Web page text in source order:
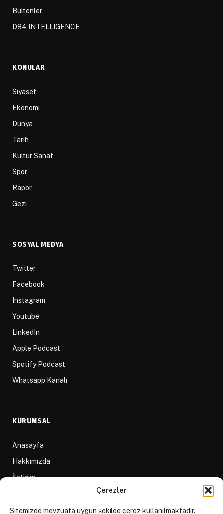
Çerezler
Sitemizde mevzuata uygun şekilde çerez kullanılmaktadır.
Bültenler
D84 INTELLIGENCE
KONULAR
Siyaset
Ekonomi
Dünya
Tarih
Kültür Sanat
Spor
Rapor
Gezi
SOSYAL MEDYA
Twitter
Facebook
Instagram
Youtube
LinkedIn
Apple Podcast
Spotify Podcast
Whatsapp Kanalı
KURUMSAL
Anasayfa
Hakkımızda
İletişim
D84 Yayınları